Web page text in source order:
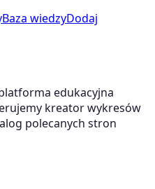
Baza wiedzyDodaj
edukacyjna
kreator wykresów
polecanych stron